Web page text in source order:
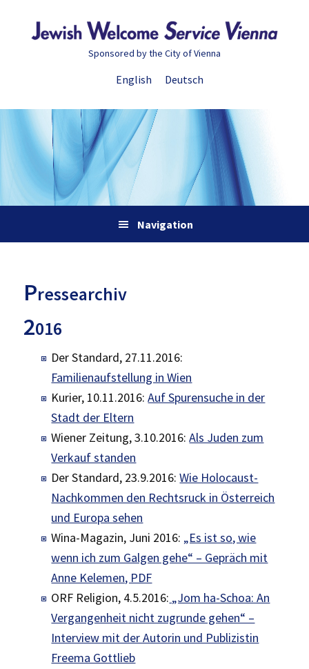
Hauptnavigation
Hauptsidebar
Fußzeile
Sponsored by the City of Vienna
English Deutsch
Navigation
Pressearchiv
2016
Der Standard, 27.11.2016:
Familienaufstellung in Wien
Kurier, 10.11.2016:Auf Spurensuche in der
Stadt der Eltern
Wiener Zeitung, 3.10.2016:Als Juden zum
Verkauf standen
Der Standard, 23.9.2016:Wie Holocaust-
Nachkommen den Rechtsruck in Österreich
und Europa sehen
Wina-Magazin, Juni 2016: „Es ist so, wie
wenn ich zum Galgen gehe“ – Gepräch mit
Anne Kelemen, PDF
ORF Religion, 4.5.2016: „Jom ha-Schoa: An
Vergangenheit nicht zugrunde gehen“ –
Interview mit der Autorin und Publizistin
Freema Gottlieb